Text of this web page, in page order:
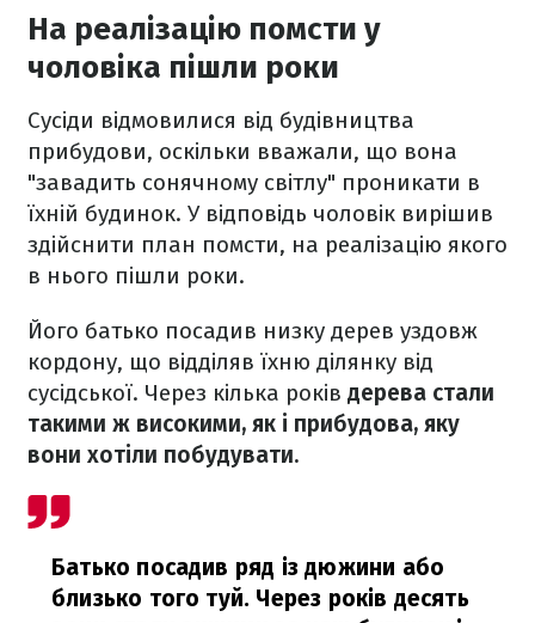
На реалізацію помсти у
чоловіка пішли роки
Сусіди відмовилися від будівництва
прибудови, оскільки вважали, що вона
"завадить сонячному світлу" проникати в
їхній будинок. У відповідь чоловік вирішив
здійснити план помсти, на реалізацію якого
в нього пішли роки.
Його батько посадив низку дерев уздовж
кордону, що відділяв їхню ділянку від
сусідської. Через кілька років дерева стали
такими ж високими, як і прибудова, яку
вони хотіли побудувати.
Батько посадив ряд із дюжини або
близько того туй. Через років десять